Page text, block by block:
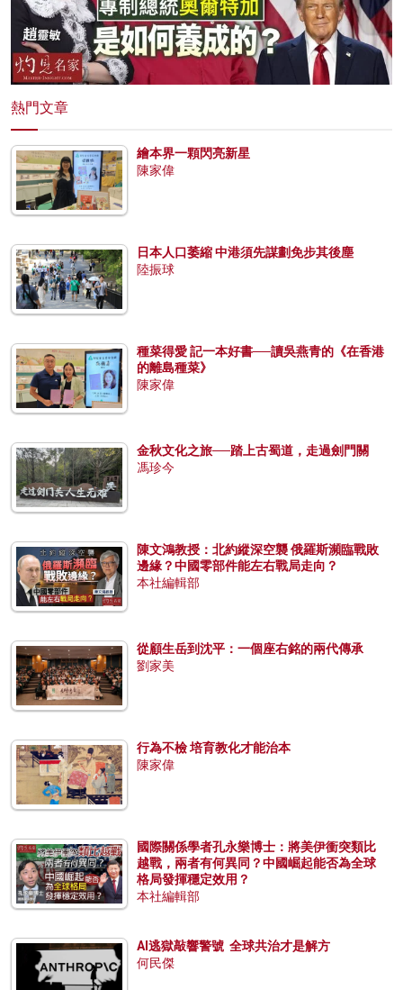
熱門文章
繪本界一顆閃亮新星
陳家偉
日本人口萎縮 中港須先謀劃免步其後塵
陸振球
種菜得愛 記一本好書──讀吳燕青的《在香港
的離島種菜》
陳家偉
金秋文化之旅──踏上古蜀道，走過劍門關
馮珍今
陳文鴻教授：北約縱深空襲 俄羅斯瀕臨戰敗
邊緣？中國零部件能左右戰局走向？
本社編輯部
從顧生岳到沈平：一個座右銘的兩代傳承
劉家美
行為不檢 培育教化才能治本
陳家偉
國際關係學者孔永樂博士：將美伊衝突類比
越戰，兩者有何異同？中國崛起能否為全球
格局發揮穩定效用？
本社編輯部
AI逃獄敲響警號 全球共治才是解方
何民傑